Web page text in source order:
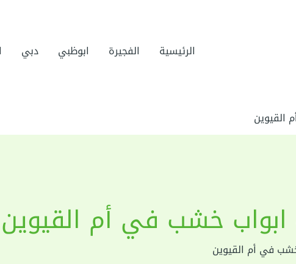
الرئيسية الفجيرة ابوظبي دبي
القيوين
خشب في أم القيوين
في أم القيوين